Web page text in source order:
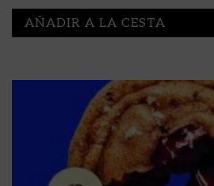
AÑADIR A LA CESTA